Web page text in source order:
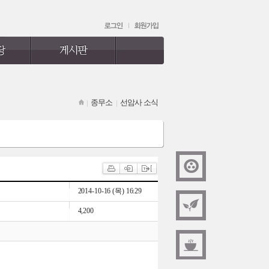
종무소 선암사 소식
2014-10-16 (목) 16:29
4,200